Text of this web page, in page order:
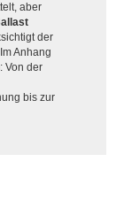
aber
der
Anhang
: Von der
bis zur